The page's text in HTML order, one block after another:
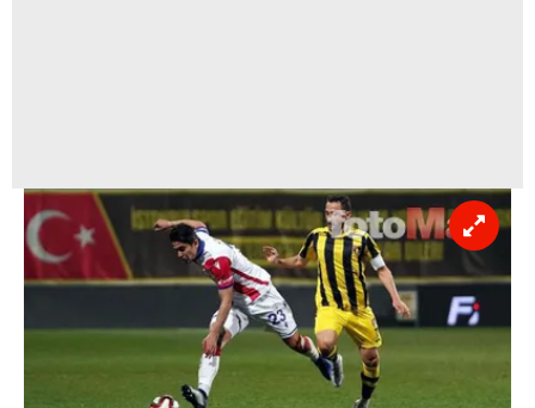
Çerezlere ilişkin tercihlerinizi aşağıda yer alan panel
vasıtasıyla belirleyebilirsiniz. Çerezlere ilişkin detaylı bilgi
için Ayarlar butonuna tıklayabilir,Çerez Bilgilendirme
Metnimiziziyaret edebilirsiniz.
6698 sayılı Kişisel Verilerin Korunması Kanunu uyarınca
hazırlanmış Aydınlatma Metnimizi okumak ve sitemizde
ilgili mevzuata uygun olarak kullanılan çerezlerle ilgili bilgi